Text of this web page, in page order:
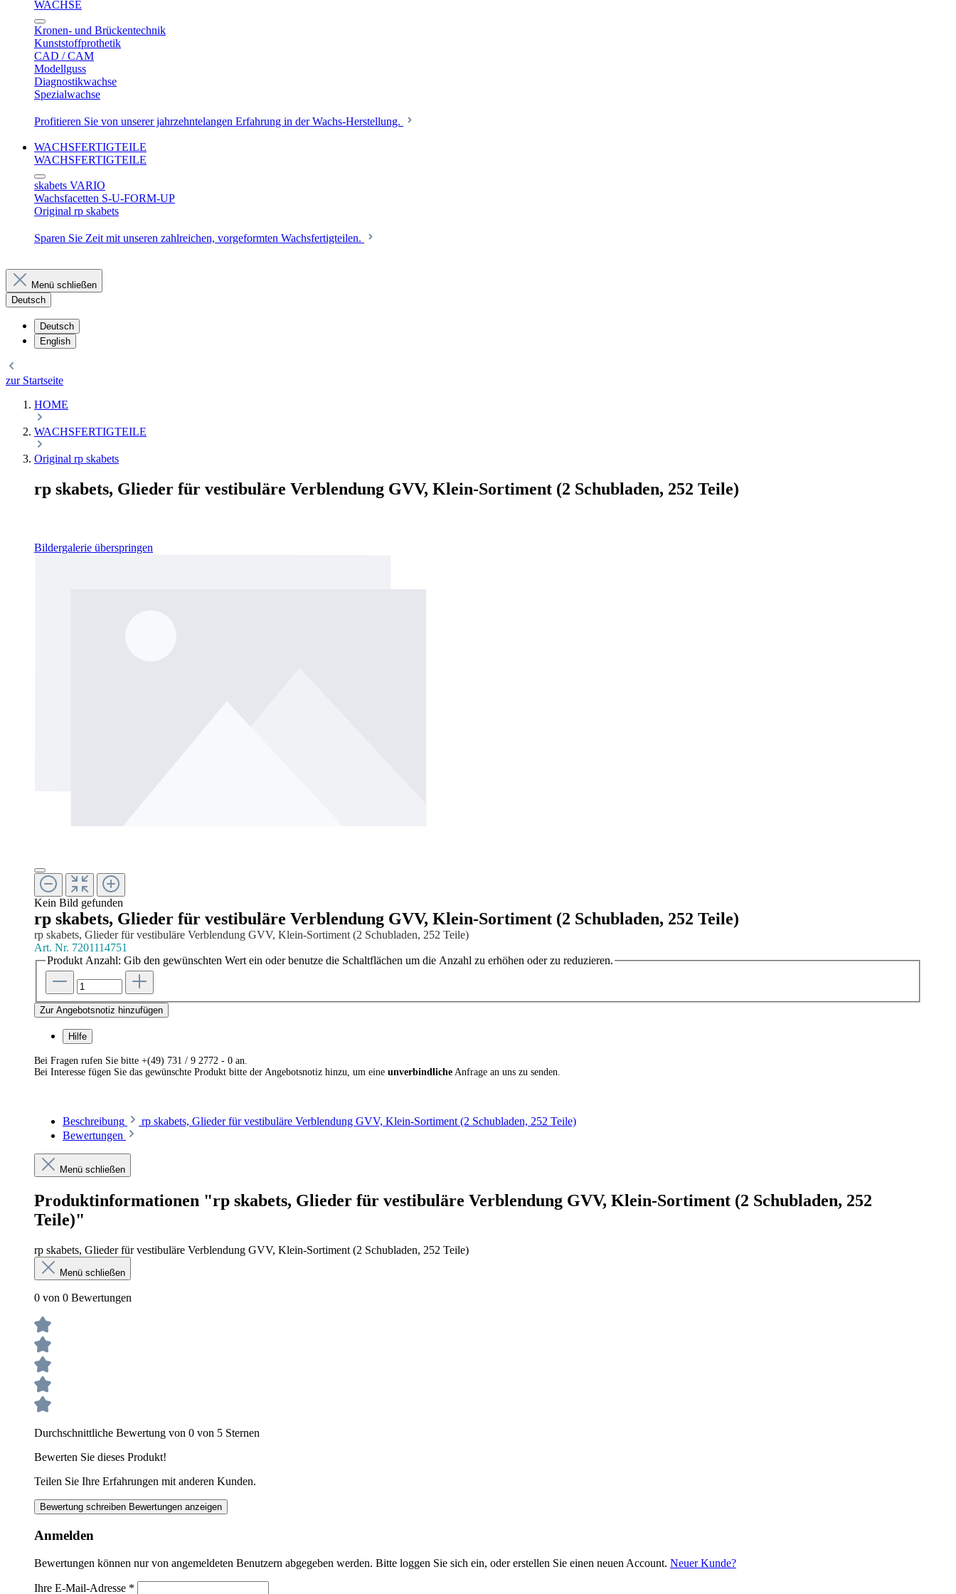
WACHSE
Kronen- und Brückentechnik
Kunststoffprothetik
CAD / CAM
Modellguss
Diagnostikwachse
Spezialwachse
Profitieren Sie von unserer jahrzehntelangen Erfahrung in der Wachs-Herstellung.
WACHSFERTIGTEILE
WACHSFERTIGTEILE
skabets VARIO
Wachsfacetten S-U-FORM-UP
Original rp skabets
Sparen Sie Zeit mit unseren zahlreichen, vorgeformten Wachsfertigteilen.
Menü schließen
Deutsch
Deutsch
English
zur Startseite
HOME
WACHSFERTIGTEILE
Original rp skabets
rp skabets, Glieder für vestibuläre Verblendung GVV, Klein-Sortiment (2 Schubladen, 252 Teile)
Bildergalerie überspringen
Kein Bild gefunden
rp skabets, Glieder für vestibuläre Verblendung GVV, Klein-Sortiment (2 Schubladen, 252 Teile)
rp skabets, Glieder für vestibuläre Verblendung GVV, Klein-Sortiment (2 Schubladen, 252 Teile)
Art. Nr. 7201114751
Produkt Anzahl: Gib den gewünschten Wert ein oder benutze die Schaltflächen um die Anzahl zu erhöhen oder zu reduzieren.
Zur Angebotsnotiz hinzufügen
Hilfe
Bei Fragen rufen Sie bitte +(49) 731 / 9 2772 - 0 an.
Bei Interesse fügen Sie das gewünschte Produkt bitte der Angebotsnotiz hinzu, um eine unverbindliche Anfrage an uns zu senden.
Beschreibung
rp skabets, Glieder für vestibuläre Verblendung GVV, Klein-Sortiment (2 Schubladen, 252 Teile)
Bewertungen
Menü schließen
Produktinformationen "rp skabets, Glieder für vestibuläre Verblendung GVV, Klein-Sortiment (2 Schubladen, 252
Teile)"
rp skabets, Glieder für vestibuläre Verblendung GVV, Klein-Sortiment (2 Schubladen, 252 Teile)
Menü schließen
0 von 0 Bewertungen
Durchschnittliche Bewertung von 0 von 5 Sternen
Bewerten Sie dieses Produkt!
Teilen Sie Ihre Erfahrungen mit anderen Kunden.
Bewertung schreiben Bewertungen anzeigen
Anmelden
Bewertungen können nur von angemeldeten Benutzern abgegeben werden. Bitte loggen Sie sich ein, oder erstellen Sie einen neuen Account. Neuer Kunde?
Ihre E-Mail-Adresse *